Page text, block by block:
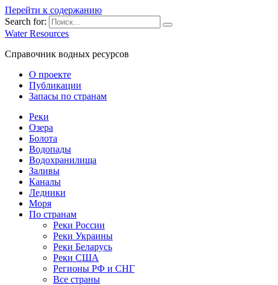
Перейти к содержанию
Search for:
Water Resources
Справочник водных ресурсов
О проекте
Публикации
Запасы по странам
Реки
Озера
Болота
Водопады
Водохранилища
Заливы
Каналы
Ледники
Моря
По странам
Реки России
Реки Украины
Реки Беларусь
Реки США
Регионы РФ и СНГ
Все страны